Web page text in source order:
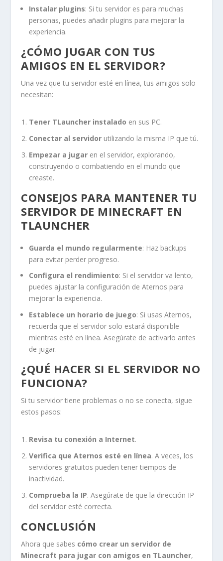
Instalar plugins: Si tu servidor es para muchas
personas, puedes añadir plugins para mejorar la
experiencia.
¿CÓMO JUGAR CON TUS
AMIGOS EN EL SERVIDOR?
Una vez que tu servidor esté en línea, tus amigos solo
necesitan:
Tener TLauncher instalado en sus PC.
Conectar al servidor utilizando la misma IP que tú.
Empezar a jugar en el servidor, explorando,
construyendo o combatiendo en el mundo que
creaste.
CONSEJOS PARA MANTENER TU
SERVIDOR DE MINECRAFT EN
TLAUNCHER
Guarda el mundo regularmente: Haz backups
para evitar perder progreso.
Configura el rendimiento: Si el servidor va lento,
puedes ajustar la configuración de Aternos para
mejorar la experiencia.
Establece un horario de juego: Si usas Aternos,
recuerda que el servidor solo estará disponible
mientras esté en línea. Asegúrate de activarlo antes
de jugar.
¿QUÉ HACER SI EL SERVIDOR NO
FUNCIONA?
Si tu servidor tiene problemas o no se conecta, sigue
estos pasos:
Revisa tu conexión a Internet.
Verifica que Aternos esté en línea. A veces, los
servidores gratuitos pueden tener tiempos de
inactividad.
Comprueba la IP. Asegúrate de que la dirección IP
del servidor esté correcta.
CONCLUSIÓN
Ahora que sabes cómo crear un servidor de
Minecraft para jugar con amigos en TLauncher,